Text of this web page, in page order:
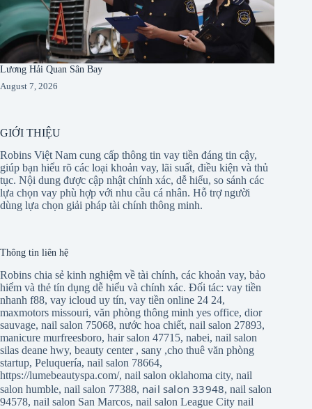
Lương Hải Quan Sân Bay
August 7, 2026
GIỚI THIỆU
Robins Việt Nam cung cấp thông tin vay tiền đáng tin cậy,
giúp bạn hiểu rõ các loại khoản vay, lãi suất, điều kiện và thủ
tục. Nội dung được cập nhật chính xác, dễ hiểu, so sánh các
lựa chọn vay phù hợp với nhu cầu cá nhân. Hỗ trợ người
dùng lựa chọn giải pháp tài chính thông minh.
Thông tin liên hệ
Robins chia sẻ kinh nghiệm về tài chính, các khoản vay, bảo
hiểm và thẻ tín dụng dễ hiểu và chính xác. Đối tác: vay tiền
nhanh f88, vay icloud uy tín, vay tiền online 24 24,
maxmotors missouri, văn phòng thông minh yes office, dior
sauvage, nail salon 75068, nước hoa chiết, nail salon 27893,
manicure murfreesboro, hair salon 47715, nabei, nail salon
silas deane hwy, beauty center, sany ,cho thuê văn phòng
startup, Peluquería, nail salon 78664,
https://lumebeautyspa.com/, nail salon oklahoma city, nail
salon humble, nail salon 77388, nail salon 33948,nail salon
94578, nail salon San Marcos, nail salon League City nail